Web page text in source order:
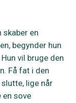
skaber en
begynder hun
vil bruge den
Få fat i den
lige når
en sove